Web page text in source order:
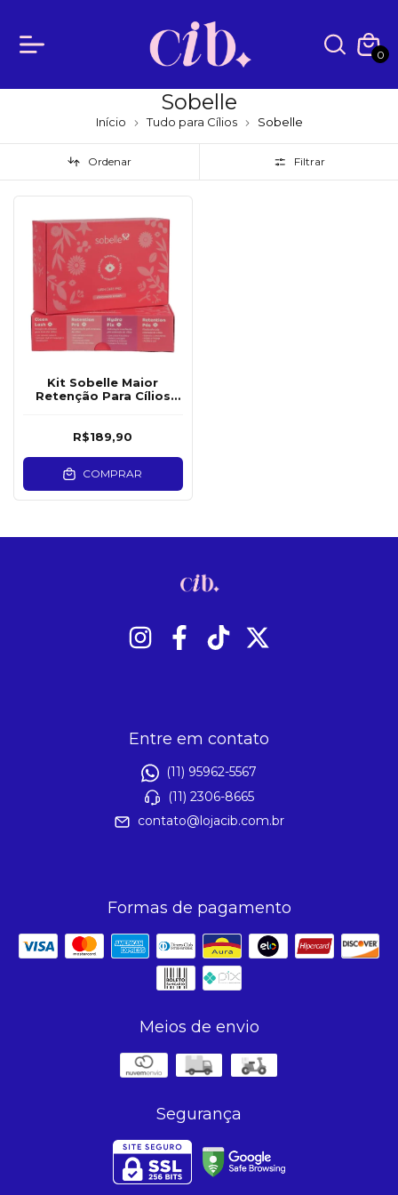
0
Sobelle
Início Tudo para Cílios Sobelle
Ordenar Filtrar
Kit Sobelle Maior
Retenção Para Cílios
R$189,90
COMPRAR
Entre em contato
(11) 95962-5567
(11) 2306-8665
contato@lojacib.com.br
Formas de pagamento
Meios de envio
Segurança